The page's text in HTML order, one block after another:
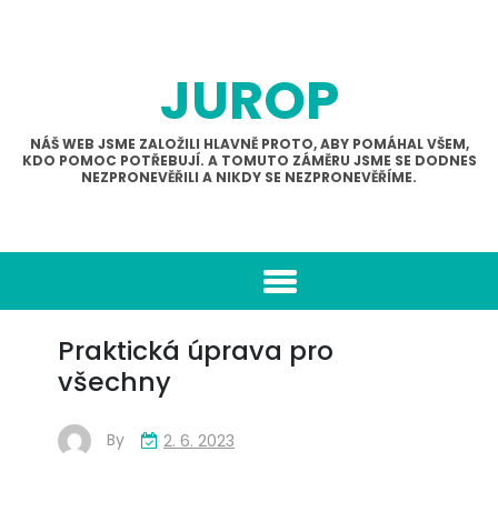
JUROP
NÁŠ WEB JSME ZALOŽILI HLAVNĚ PROTO, ABY POMÁHAL VŠEM,
KDO POMOC POTŘEBUJÍ. A TOMUTO ZÁMĚRU JSME SE DODNES
NEZPRONEVĚŘILI A NIKDY SE NEZPRONEVĚŘÍME.
Praktická úprava pro
všechny
By 2. 6. 2023